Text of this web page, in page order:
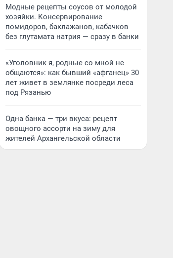
Модные рецепты соусов от молодой
хозяйки. Консервирование
помидоров, баклажанов, кабачков
без глутамата натрия — сразу в банки
«Уголовник я, родные со мной не
общаются»: как бывший «афганец» 30
лет живет в землянке посреди леса
под Рязанью
Одна банка — три вкуса: рецепт
овощного ассорти на зиму для
жителей Архангельской области